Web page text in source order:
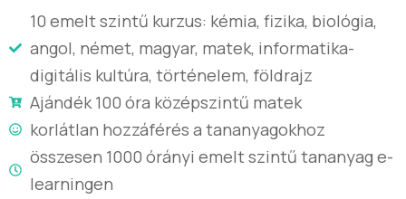
10 emelt szintű kurzus: kémia, fizika, biológia,
angol, német, magyar, matek, informatika-
digitális kultúra, történelem, földrajz
Ajándék 100 óra középszintű matek
korlátlan hozzáférés a tananyagokhoz
összesen 1000 órányi emelt szintű tananyag e-
learningen